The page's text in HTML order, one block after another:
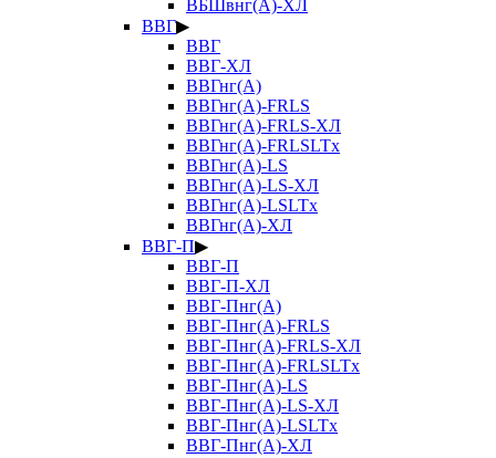
ВБШвнг(А)-ХЛ
ВВГ▶
ВВГ
ВВГ-ХЛ
ВВГнг(А)
ВВГнг(А)-FRLS
ВВГнг(А)-FRLS-ХЛ
ВВГнг(А)-FRLSLTx
ВВГнг(А)-LS
ВВГнг(А)-LS-ХЛ
ВВГнг(А)-LSLTx
ВВГнг(А)-ХЛ
ВВГ-П▶
ВВГ-П
ВВГ-П-ХЛ
ВВГ-Пнг(А)
ВВГ-Пнг(А)-FRLS
ВВГ-Пнг(А)-FRLS-ХЛ
ВВГ-Пнг(А)-FRLSLTx
ВВГ-Пнг(А)-LS
ВВГ-Пнг(А)-LS-ХЛ
ВВГ-Пнг(А)-LSLTx
ВВГ-Пнг(А)-ХЛ